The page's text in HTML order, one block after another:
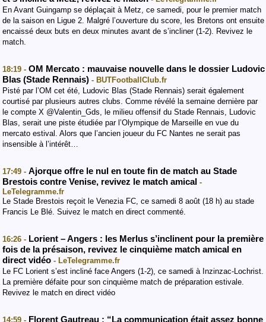
En Avant Guingamp se déplaçait à Metz, ce samedi, pour le premier match
de la saison en Ligue 2. Malgré l’ouverture du score, les Bretons ont ensuite
encaissé deux buts en deux minutes avant de s’incliner (1-2). Revivez le
match.
18:19 - OM Mercato : mauvaise nouvelle dans le dossier Ludovic
Blas (Stade Rennais) - BUTFootballClub.fr
Pisté par l’OM cet été, Ludovic Blas (Stade Rennais) serait également
courtisé par plusieurs autres clubs. Comme révélé la semaine dernière par
le compte X @Valentin_Gds, le milieu offensif du Stade Rennais, Ludovic
Blas, serait une piste étudiée par l’Olympique de Marseille en vue du
mercato estival. Alors que l’ancien joueur du FC Nantes ne serait pas
insensible à l’intérêt…
17:49 - Ajorque offre le nul en toute fin de match au Stade
Brestois contre Venise, revivez le match amical -
LeTelegramme.fr
Le Stade Brestois reçoit le Venezia FC, ce samedi 8 août (18 h) au stade
Francis Le Blé. Suivez le match en direct commenté.
16:26 - Lorient – Angers : les Merlus s’inclinent pour la première
fois de la présaison, revivez le cinquième match amical en
direct vidéo - LeTelegramme.fr
Le FC Lorient s’est incliné face Angers (1-2), ce samedi à Inzinzac-Lochrist.
La première défaite pour son cinquième match de préparation estivale.
Revivez le match en direct vidéo
14:59 - Florent Gautreau : “La communication était assez bonne